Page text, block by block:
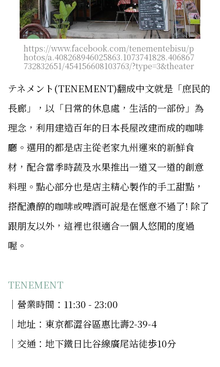
https://www.facebook.com/tenementebisu/p
hotos/a.408268946025863.1073741828.406867
732832651/454156608103763/?type=3&theater
テネメント(TENEMENT)翻成中文就是「庶民的
長廊」，以「日常的休息處，生活的一部份」為
理念，利用建造百年的日本長屋改建而成的咖啡
廳。選用的都是店主從老家九州運來的新鮮食
材，配合當季時蔬及水果推出一道又一道的創意
料理。點心部分也是店主精心製作的手工甜點，
搭配濃醇的咖啡或啤酒可說是在愜意不過了! 除了
跟朋友以外，這裡也很適合一個人悠閒的度過
喔。
TENEMENT
│營業時間：11:30 - 23:00
│地址：東京都澀谷區惠比壽2-39-4
│交通：地下鐵日比谷線廣尾站徒歩10分